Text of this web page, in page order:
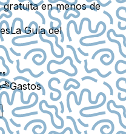
en menos de
La Guía del
Gastos